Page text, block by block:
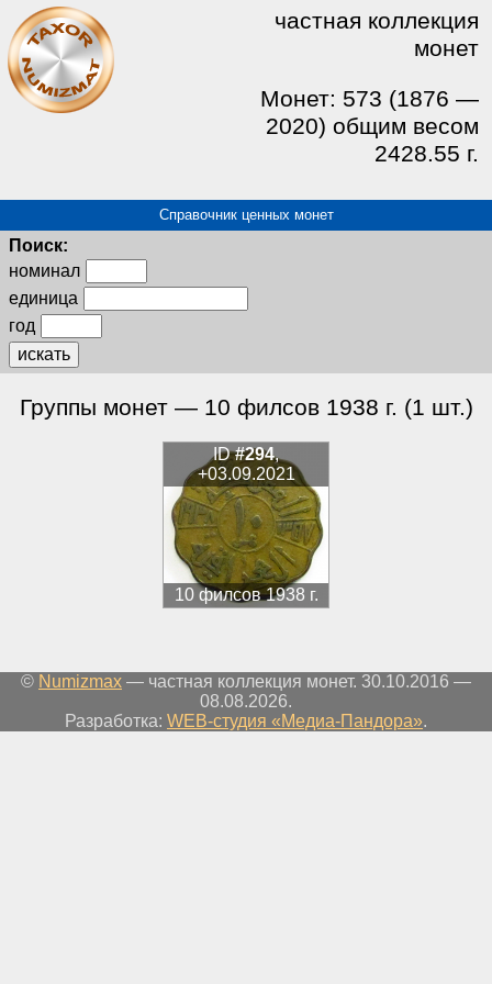
частная коллекция
монет
Монет: 573 (1876 —
2020) общим весом
2428.55 г.
Справочник ценных монет
Поиск:
номинал
единица
год
искать
Группы монет — 10 филсов 1938 г. (1 шт.)
10 филсов 1938 г.
ID#294,
+03.09.2021
© Numizmax — частная коллекция монет. 30.10.2016 —
08.08.2026.
Разработка: WEB-студия «Медиа-Пандора».